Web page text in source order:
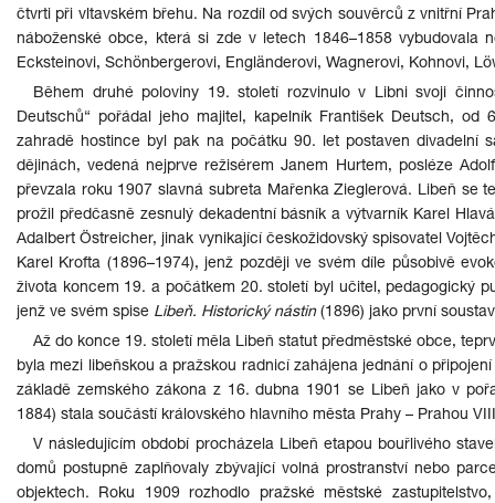
čtvrti při vltavském břehu. Na rozdíl od svých souvěrců z vnitřní
náboženské obce, která si zde v letech 1846–1858 vybudovala
Ecksteinovi, Schönbergerovi, Engländerovi, Wagnerovi, Kohnovi,
Během druhé poloviny 19. století rozvinulo v Libni svoji
Deutschů“ pořádal jeho majitel, kapelník František Deutsch,
zahradě hostince byl pak na počátku 90. let postaven divadelní
dějinách, vedená nejprve režisérem Janem Hurtem, posléze
převzala roku 1907 slavná subreta Mařenka Zieglerová. Libeň se
prožil předčasně zesnulý dekadentní básník a výtvarník Karel
Adalbert Östreicher, jinak vynikající českožidovský spisovatel
Karel Krofta (1896–1974), jenž později ve svém díle působivě
života koncem 19. a počátkem 20. století byl učitel, pedagogický
jenž ve svém spise Libeň. Historický nástin(1896) jako první
Až do konce 19. století měla Libeň statut předměstské obce,
byla mezi libeňskou a pražskou radnicí zahájena jednání o
základě zemského zákona z 16. dubna 1901 se Libeň jako v
1884) stala součástí královského hlavního města Prahy – Prahou
V následujícím období procházela Libeň etapou bouřlivého
domů postupně zaplňovaly zbývající volná prostranství nebo
objektech. Roku 1909 rozhodlo pražské městské